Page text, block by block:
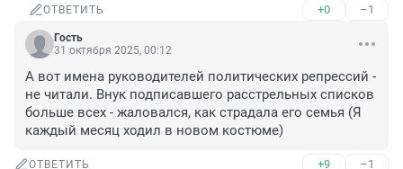
ОТВЕТИТЬ +0 –1
Гость
31 октября 2025, 00:12
А вот имена руководителей политических репрессий -
не читали. Внук подписавшего расстрельных списков
больше всех - жаловался, как страдала его семья (Я
каждый месяц ходил в новом костюме)
ОТВЕТИТЬ +9 –1